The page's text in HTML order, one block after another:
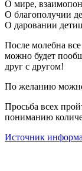
О мире,
О благополучии
О даровании
После молебна
можно будет
друг с другом!
По желанию можно
Просьба всех
пониманию
Источник